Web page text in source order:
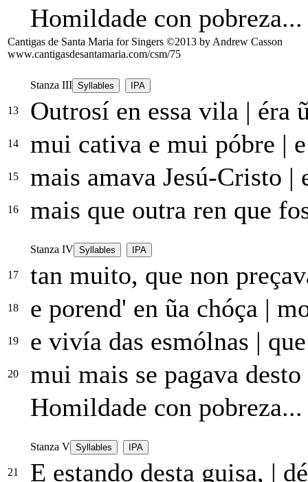
Homildade con pobreza...
Cantigas de Santa Maria for Singers ©2013 by Andrew Casson
www.cantigasdesantamaria.com/csm/75
Stanza III Syllables IPA
13 Outrosí en essa vila | éra
14 mui cativa e mui póbre |
15 mais amava Jesú-Cristo |
16 mais que outra ren que
Stanza IV Syllables IPA
17 tan muito, que non
18 e porend' en ũa chóça |
19 e vivía das esmólnas |
20
mui mais se pagava desto
Homildade con pobreza...
Stanza V Syllables IPA
21 E estando desta guisa, |